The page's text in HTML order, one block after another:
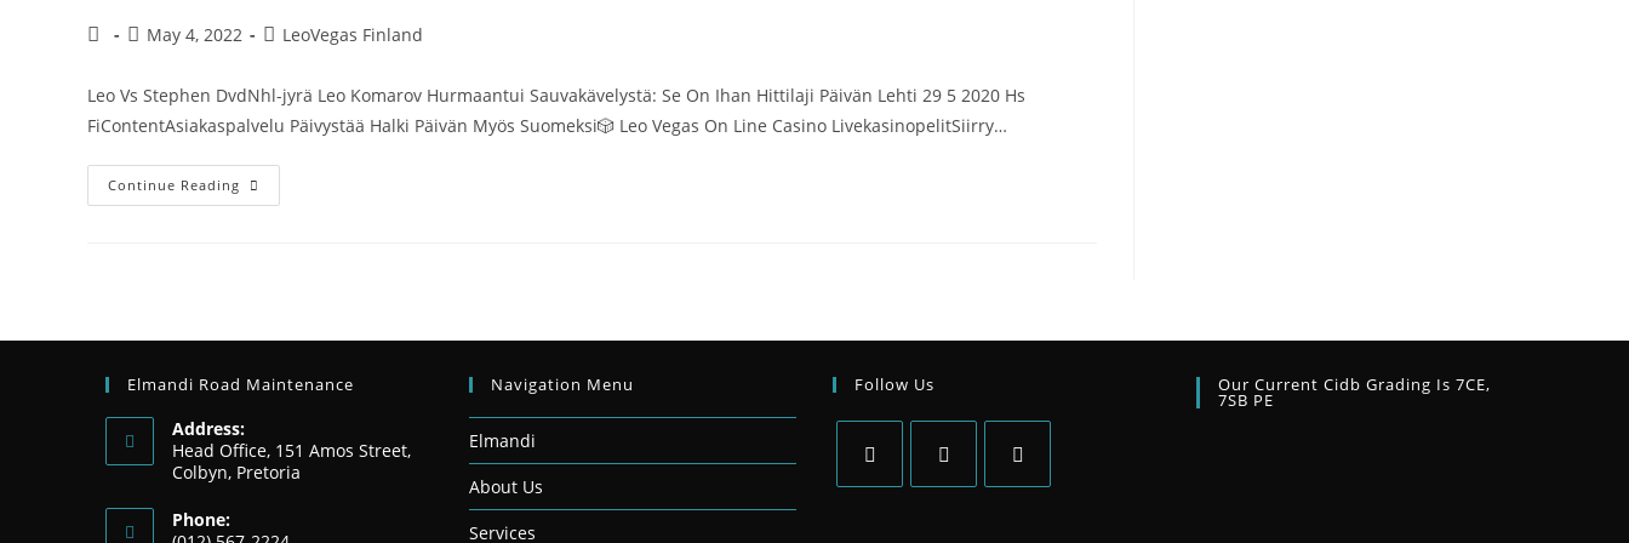
May 4, 2022 LeoVegas Finland
Leo Vs Stephen DvdNhl-jyrä Leo Komarov Hurmaantui Sauvakävelystä: Se On Ihan Hittilaji Päivän Lehti 29 5 2020 Hs
FiContentAsiakaspalvelu Päivystää Halki Päivän Myös Suomeksi🎲 Leo Vegas On Line Casino LivekasinopelitSiirry…
Continue Reading
Elmandi Road Maintenance
Address:
Head Office, 151 Amos Street,
Colbyn, Pretoria
Phone:
Navigation Menu
Elmandi
About Us
Services
Follow Us Our Current Cidb Grading Is 7CE,
7SB PE